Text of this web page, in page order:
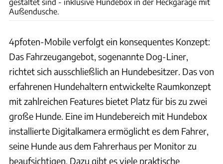
Außendusche.
4pfoten-Mobile verfolgt ein konsequentes Konzept:
Das Fahrzeugangebot, sogenannte Dog-Liner,
richtet sich ausschließlich an Hundebesitzer. Das von
erfahrenen Hundehaltern entwickelte Raumkonzept
mit zahlreichen Features bietet Platz für bis zu zwei
große Hunde. Eine im Hundebereich mit Hundebox
installierte Digitalkamera ermöglicht es dem Fahrer,
seine Hunde aus dem Fahrerhaus per Monitor zu
beaufsichtigen. Dazu gibt es viele praktische